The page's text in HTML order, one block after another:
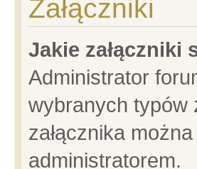
Załączniki
Jakie załączniki
Administrator
wybranych typów
załącznika
administratorem.